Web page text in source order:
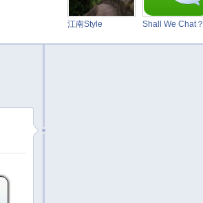
江南Style Shall We Chat？